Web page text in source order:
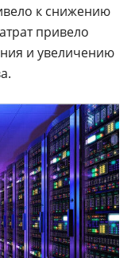
к снижению
привело
и увеличению